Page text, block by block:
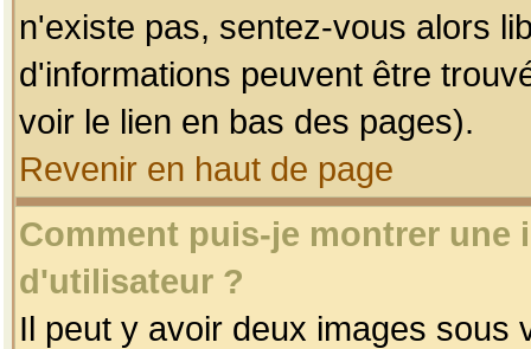
n'existe pas, sentez-vous alors
d'informations peuvent être
voir le lien en bas des pages).
Revenir en haut de page
Comment puis-je montrer une
d'utilisateur ?
Il peut y avoir deux images sous